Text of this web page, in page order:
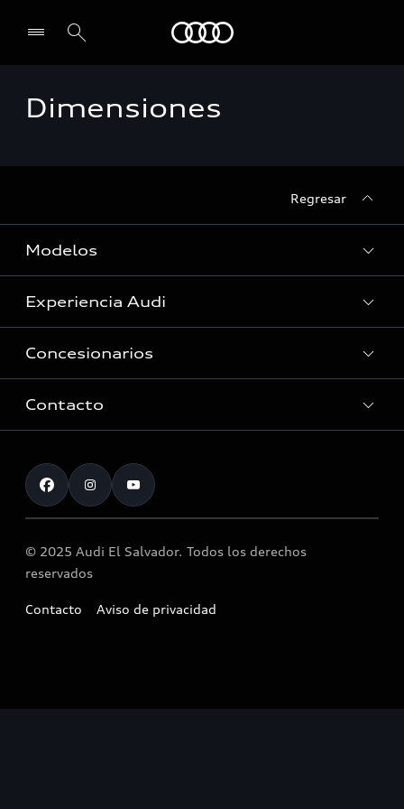
Select dealer
Dimensiones
Regresar
Modelos
Ver Modelos
Experiencia Audi
Historia
Tecnologia quattro®
Audi Motorsport
Noticias
Concesionarios
Servicio Post Venta
Llamado a revisión airbag Takata
Contacto
Atención al cliente
© 2025 Audi El Salvador. Todos los derechos
reservados
Contacto Aviso de privacidad